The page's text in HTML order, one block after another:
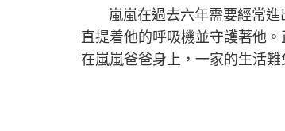
嵐嵐在過去六年需要經常進
直提着他的呼吸機並守護著他
在嵐嵐爸爸身上，一家的生活難